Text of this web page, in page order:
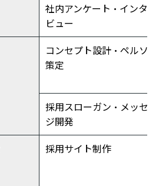
社内アンケート・インタ
ビュー
コンセプト設計・ペルソナ
策定
採用スローガン・メッセー
ジ開発
採用サイト制作